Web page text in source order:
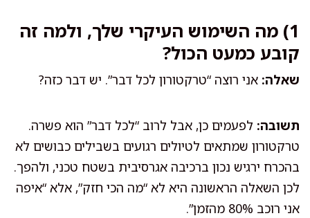
1) מה השימוש העיקרי שלך, ולמה זה
קובע כמעט הכול?
שאלה: אני רוצה “טרקטורון לכל דבר”. יש דבר כזה?
תשובה: לפעמים כן, אבל לרוב “לכל דבר” הוא פשרה.
טרקטורון שמתאים לטיולים רגועים בשבילים כבושים לא
בהכרח ירגיש נכון ברכיבה אגרסיבית בשטח טכני, ולהפך.
לכן השאלה הראשונה היא לא “מה הכי חזק”, אלא “איפה
אני רוכב 80% מהזמן”.